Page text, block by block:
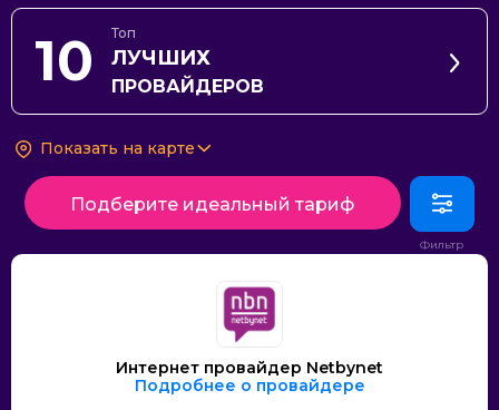
10 Топ
ЛУЧШИХ
ПРОВАЙДЕРОВ
Показать на карте
Подберите идеальный тариф
Интернет провайдер Netbynet
Подробнее о провайдере